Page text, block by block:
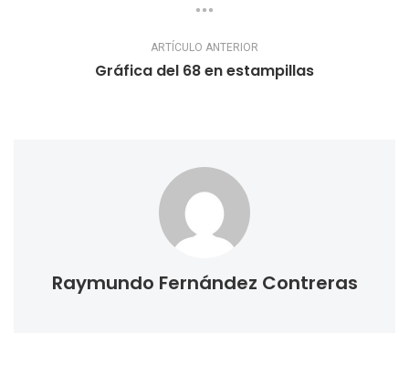
ARTÍCULO ANTERIOR
Gráfica del 68 en estampillas
Raymundo Fernández Contreras